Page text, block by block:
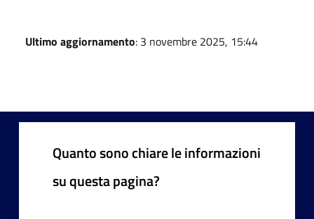
Ultimo aggiornamento: 3 novembre 2025, 15:44
Quanto sono chiare le informazioni
su questa pagina?